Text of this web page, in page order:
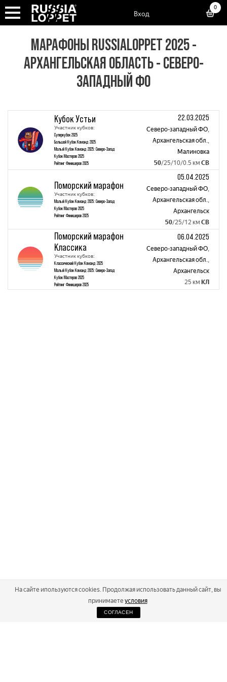
Вход
0
МАРАФОНЫ RUSSIALOPPET 2025 -
АРХАНГЕЛЬСКАЯ ОБЛАСТЬ - СЕВЕРО-
ЗАПАДНЫЙ ФО
Кубок Устьи
Участник кубков:
Суперкубок 2025
Большой Кубок Команд 2025
Малый Кубок Команд 2025: Северо-Запад
Кубок Мастеров 2025
Рейтинг Финишеров 2025
22.03.2025
Северо-западный ФО,
Архангельская обл.,
Малиновка
50/25/10/0.5 км СВ
Поморский марафон
Участник кубков:
Малый Кубок Команд 2025: Северо-Запад
Кубок Мастеров 2025
Рейтинг Финишеров 2025
05.04.2025
Северо-западный ФО,
Архангельская обл.,
Архангельск
50/25/12 км СВ
Поморский марафон
Классика
Участник кубков:
Классический Кубок Команд 2025
Малый Кубок Команд 2025: Северо-Запад
Кубок Мастеров 2025
Рейтинг Финишеров 2025
06.04.2025
Северо-западный ФО,
Архангельская обл.,
Архангельск
25 км КЛ
2026
На сайте ипользуются cookies. Продолжая использовать данный сайт, вы
принимаете условия
СОГЛАСЕН